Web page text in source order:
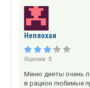
Неплохая
Оценка: 3
Меню диеты очень
в рацион любимые